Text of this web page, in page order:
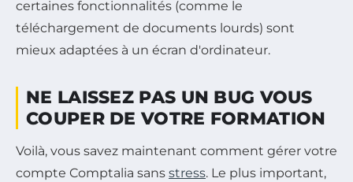
certaines fonctionnalités (comme le
téléchargement de documents lourds) sont
mieux adaptées à un écran d'ordinateur.
NE LAISSEZ PAS UN BUG VOUS
COUPER DE VOTRE FORMATION
Voilà, vous savez maintenant comment gérer votre
compte Comptalia sans stress. Le plus important,